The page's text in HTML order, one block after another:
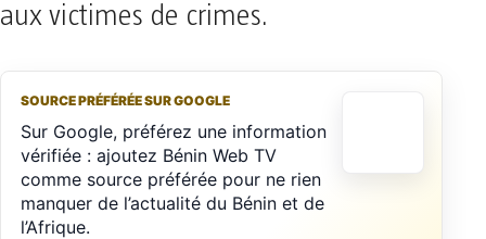
aux victimes de crimes.
SOURCE PRÉFÉRÉE SUR GOOGLE
Sur Google, préférez une information
vérifiée : ajoutez Bénin Web TV
comme source préférée pour ne rien
manquer de l’actualité du Bénin et de
l’Afrique.